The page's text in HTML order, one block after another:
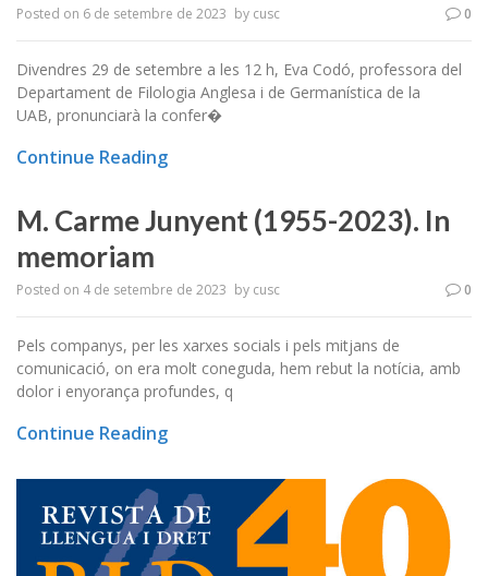
Posted on 6 de setembre de 2023 by cusc 0
Divendres 29 de setembre a les 12 h, Eva Codó, professora del
Departament de Filologia Anglesa i de Germanística de la
UAB, pronunciarà la confer�
Continue Reading
M. Carme Junyent (1955-2023). In
memoriam
Posted on 4 de setembre de 2023 by cusc 0
Pels companys, per les xarxes socials i pels mitjans de
comunicació, on era molt coneguda, hem rebut la notícia, amb
dolor i enyorança profundes, q
Continue Reading